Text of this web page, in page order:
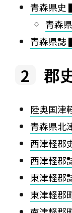
青森県史
青森
青森県誌
郡
陸奥国津
青森県北
西津軽郡
西津軽郡
東津軽郡
東津軽郡